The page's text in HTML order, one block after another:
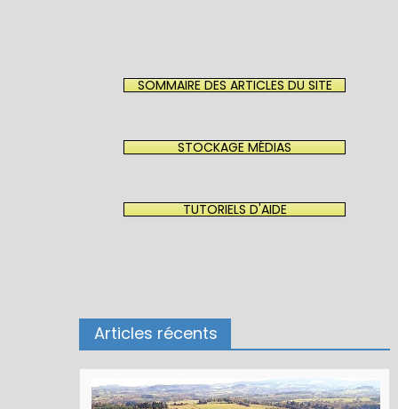
SOMMAIRE DES ARTICLES DU SITE
STOCKAGE MÉDIAS
TUTORIELS D'AIDE
Articles récents